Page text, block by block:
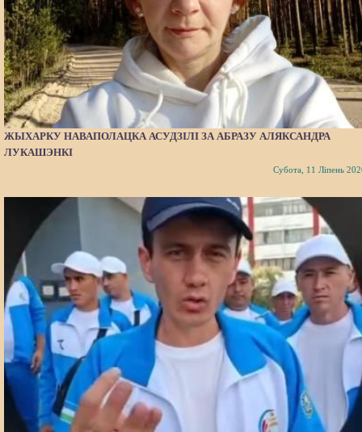
ЖЫХАРКУ НАВАПОЛАЦКА АСУДЗІЛІ ЗА АБРАЗУ АЛЯКСАНДРА
ЛУКАШЭНКІ
Субота, 11 Ліпень